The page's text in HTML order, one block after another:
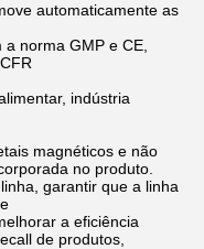
automaticamente as
norma GMP e CE,
indústria
magnéticos e não
no produto.
garantir que a linha
a eficiência
de produtos,